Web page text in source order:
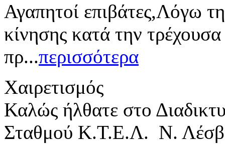
Αγαπητοί επιβάτες,Λόγω
κίνησης κατά την
πρ...περισσότερα
Χαιρετισμός
Καλώς ήλθατε στο
Σταθμού Κ.Τ.Ε.Λ. Ν.